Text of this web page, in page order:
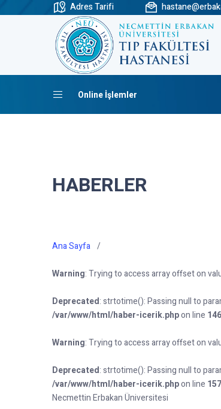
Adres Tarifi
Online İşlemler
HABERLER
Ana Sayfa
Warning: Trying to access array offset on
Deprecated: strtotime(): Passing null to
/var/www/html/haber-icerik.phpon line 146
Warning: Trying to access array offset on
Deprecated: strtotime(): Passing null to
/var/www/html/haber-icerik.phpon line 157
Necmettin Erbakan Üniversitesi